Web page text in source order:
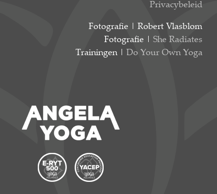
Privacybeleid
Fotografie | Robert Vlasblom
Fotografie | She Radiates
Trainingen | Do Your Own Yoga